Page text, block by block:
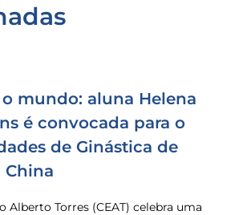
o mundo: aluna Helena
é convocada para o
de Ginástica de
China
Alberto Torres (CEAT) celebra uma